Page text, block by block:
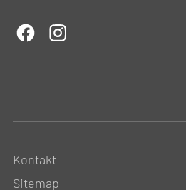
Kontakt
Sitemap